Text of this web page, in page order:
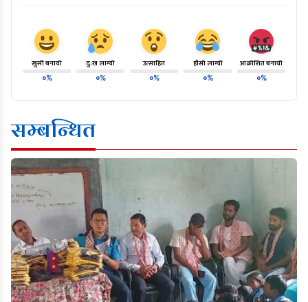
खुसी बनायो
०%
दु:ख लाग्यो
०%
उत्साहित
०%
हाँसो लाग्यो
०%
आक्रोशित बनायो
०%
सम्बन्धित